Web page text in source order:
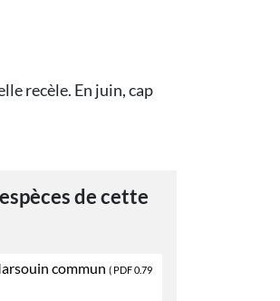
recèle. En juin, cap
de cette
commun ( PDF0.79